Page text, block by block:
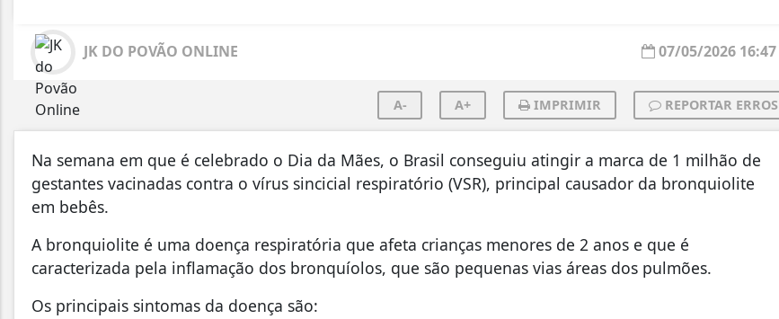
JK DO POVÃO ONLINE 07/05/2026 16:47
A- A+ IMPRIMIR REPORTAR ERROS
Na semana em que é celebrado o Dia da Mães, o Brasil conseguiu atingir a marca de 1 milhão de
gestantes vacinadas contra o vírus sincicial respiratório (VSR), principal causador da bronquiolite
em bebês.
A bronquiolite é uma doença respiratória que afeta crianças menores de 2 anos e que é
caracterizada pela inflamação dos bronquíolos, que são pequenas vias áreas dos pulmões.
Os principais sintomas da doença são: